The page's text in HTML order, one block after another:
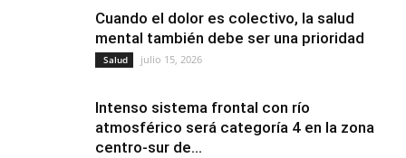
Cuando el dolor es colectivo, la salud
mental también debe ser una prioridad
Salud julio 15, 2026
Intenso sistema frontal con río
atmosférico será categoría 4 en la zona
centro-sur de...